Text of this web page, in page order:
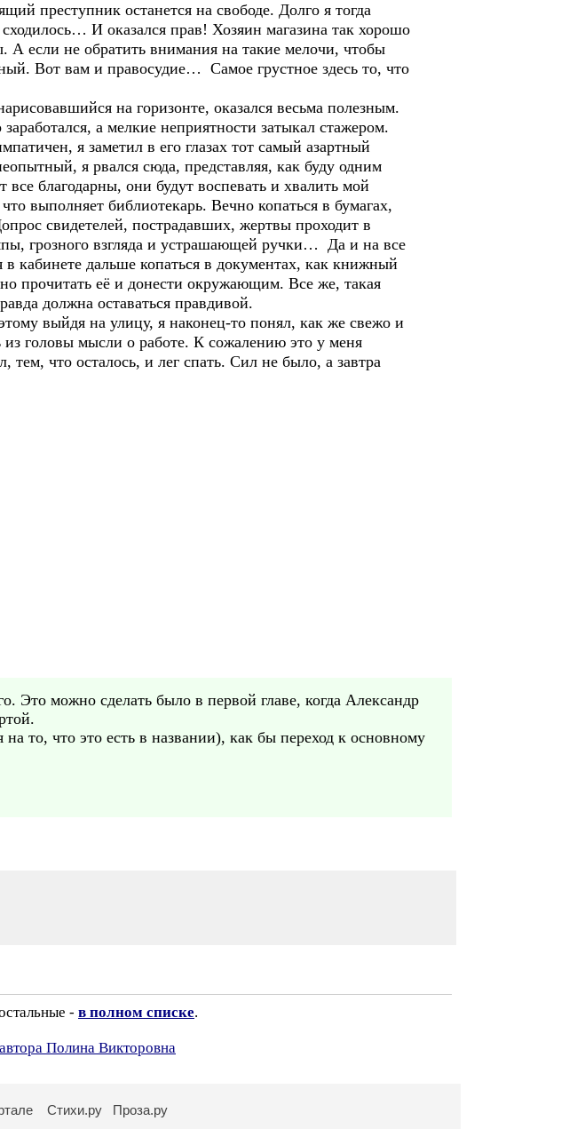
преступник останется на свободе. Долго я тогда
И оказался прав! Хозяин магазина так хорошо
А если не обратить внимания на такие мелочи, чтобы
Вот вам и правосудие… Самое грустное здесь то, что
на горизонте, оказался весьма полезным.
а мелкие неприятности затыкал стажером.
я заметил в его глазах тот самый азартный
я рвался сюда, представляя, как буду одним
благодарны, они будут воспевать и хвалить мой
выполняет библиотекарь. Вечно копаться в бумагах,
свидетелей, пострадавших, жертвы проходит в
грозного взгляда и устрашающей ручки… Да и на все
кабинете дальше копаться в документах, как книжный
прочитать её и донести окружающим. Все же, такая
должна оставаться правдивой.
выйдя на улицу, я наконец-то понял, как же свежо и
головы мысли о работе. К сожалению это у меня
что осталось, и лег спать. Сил не было, а завтра
Это можно сделать было в первой главе, когда Александр
то, что это есть в названии), как бы переход к основному
- в полном списке.
Полина Викторовна
Стихи.ру Проза.ру